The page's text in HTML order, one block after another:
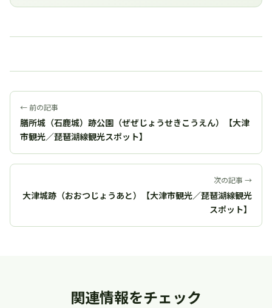
← 前の記事
膳所城（石鹿城）跡公園（ぜぜじょうせきこうえん）【大津
市観光／琵琶湖線観光スポット】
次の記事 →
大津城跡（おおつじょうあと）【大津市観光／琵琶湖線観光
スポット】
関連情報をチェック